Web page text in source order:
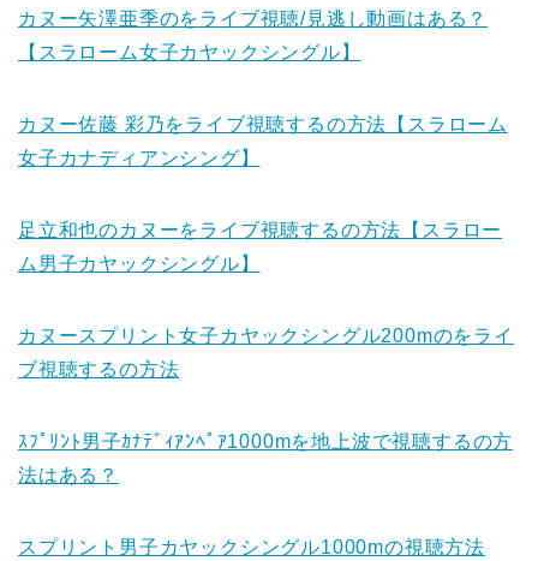
カヌー矢澤亜季のをライブ視聴/見逃し動画はある？
【スラローム女子カヤックシングル】
カヌー佐藤 彩乃をライブ視聴するの方法【スラローム
女子カナディアンシング】
足立和也のカヌーをライブ視聴するの方法【スラロー
ム男子カヤックシングル】
カヌースプリント女子カヤックシングル200mのをライ
ブ視聴するの方法
ｽﾌﾟﾘﾝﾄ男子ｶﾅﾃﾞｨｱﾝﾍﾟｱ1000mを地上波で視聴するの方
法はある？
スプリント男子カヤックシングル1000mの視聴方法